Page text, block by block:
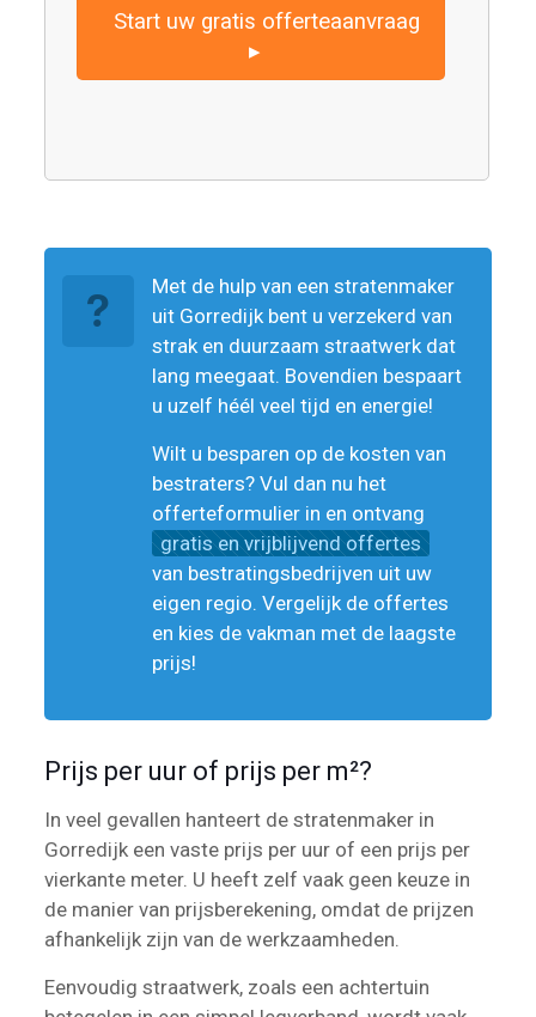
Start uw gratis offerteaanvraag
▸
Met de hulp van een stratenmaker
uit Gorredijk bent u verzekerd van
strak en duurzaam straatwerk dat
lang meegaat. Bovendien bespaart
u uzelf héél veel tijd en energie!
Wilt u besparen op de kosten van
bestraters? Vul dan nu het
offerteformulier in en ontvang
gratis en vrijblijvend offertes
van bestratingsbedrijven uit uw
eigen regio. Vergelijk de offertes
en kies de vakman met de laagste
prijs!
Prijs per uur of prijs per m²?
In veel gevallen hanteert de stratenmaker in
Gorredijk een vaste prijs per uur of een prijs per
vierkante meter. U heeft zelf vaak geen keuze in
de manier van prijsberekening, omdat de prijzen
afhankelijk zijn van de werkzaamheden.
Eenvoudig straatwerk, zoals een achtertuin